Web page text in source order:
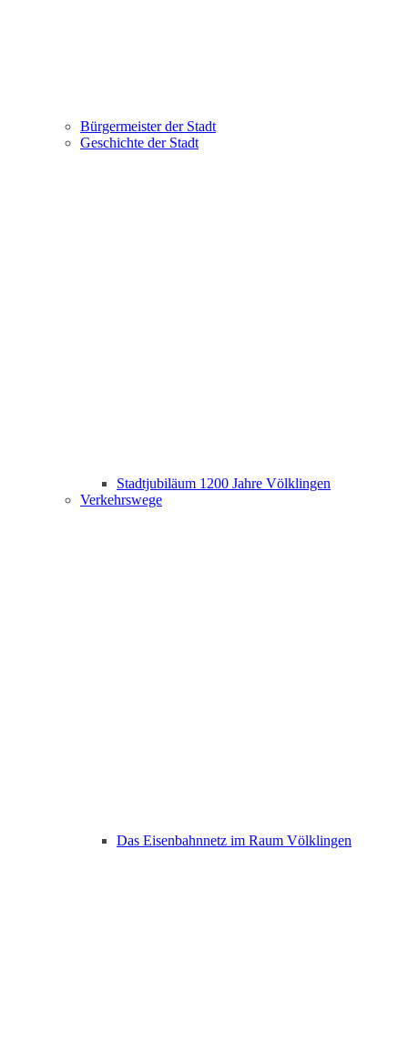
Bürgermeister der Stadt
Geschichte der Stadt
Stadtjubiläum 1200 Jahre Völklingen
Verkehrswege
Das Eisenbahnnetz im Raum Völklingen